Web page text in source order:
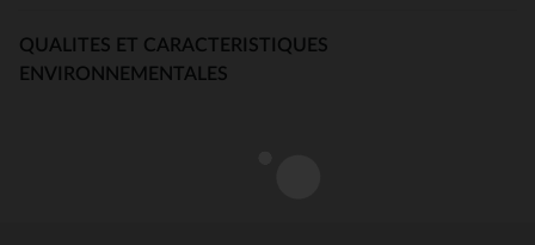
QUALITES ET CARACTERISTIQUES
ENVIRONNEMENTALES